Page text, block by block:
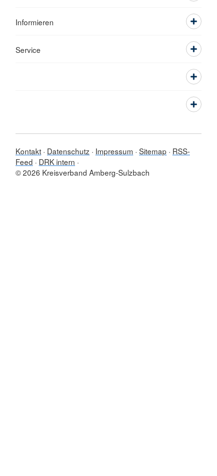
Informieren
Service
Kontakt Datenschutz Impressum Sitemap
RSS-
Feed
DRK intern
© 2026 Kreisverband Amberg-Sulzbach